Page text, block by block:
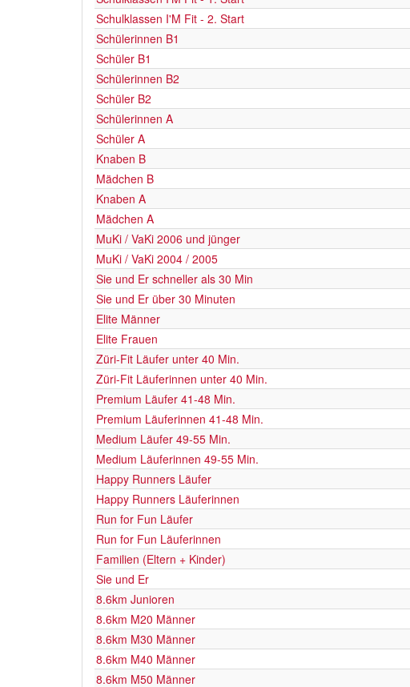
Schulklassen I'M Fit - 2. Start
Schülerinnen B1
Schüler B1
Schülerinnen B2
Schüler B2
Schülerinnen A
Schüler A
Knaben B
Mädchen B
Knaben A
Mädchen A
MuKi / VaKi 2006 und jünger
MuKi / VaKi 2004 / 2005
Sie und Er schneller als 30 Min
Sie und Er über 30 Minuten
Elite Männer
Elite Frauen
Züri-Fit Läufer unter 40 Min.
Züri-Fit Läuferinnen unter 40 Min.
Premium Läufer 41-48 Min.
Premium Läuferinnen 41-48 Min.
Medium Läufer 49-55 Min.
Medium Läuferinnen 49-55 Min.
Happy Runners Läufer
Happy Runners Läuferinnen
Run for Fun Läufer
Run for Fun Läuferinnen
Familien (Eltern + Kinder)
Sie und Er
8.6km Junioren
8.6km M20 Männer
8.6km M30 Männer
8.6km M40 Männer
8.6km M50 Männer